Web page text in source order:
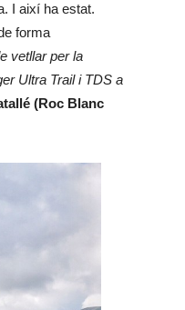
I així ha estat.
forma
vetllar per la
Ultra Trail i TDS a
(Roc Blanc